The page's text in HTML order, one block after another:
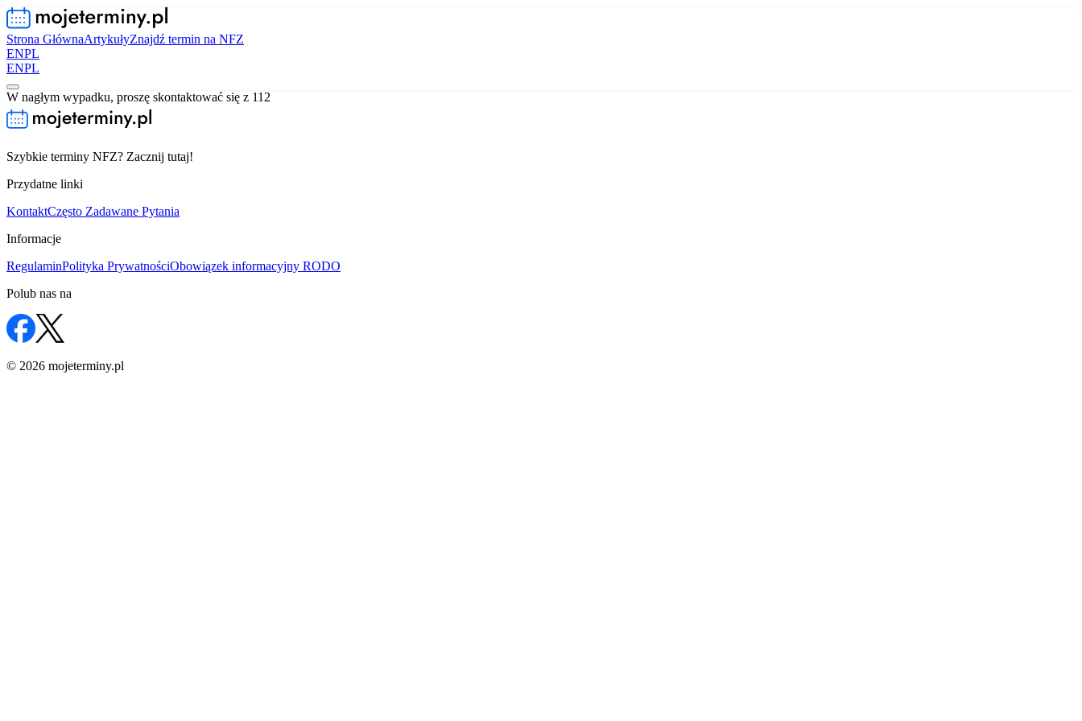
Strona GłównaArtykułyZnajdź termin na NFZ
ENPL
ENPL
W nagłym wypadku, proszę skontaktować się z 112
Szybkie terminy NFZ? Zacznij tutaj!
Przydatne linki
KontaktCzęsto Zadawane Pytania
Informacje
RegulaminPolityka PrywatnościObowiązek informacyjny RODO
Polub nas na
© 2026 mojeterminy.pl